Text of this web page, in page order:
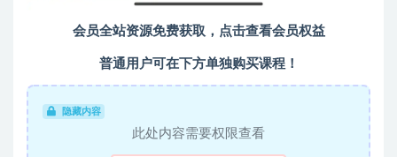
会员全站资源免费获取，点击查看会员权益
普通用户可在下方单独购买课程！
隐藏内容
此处内容需要权限查看